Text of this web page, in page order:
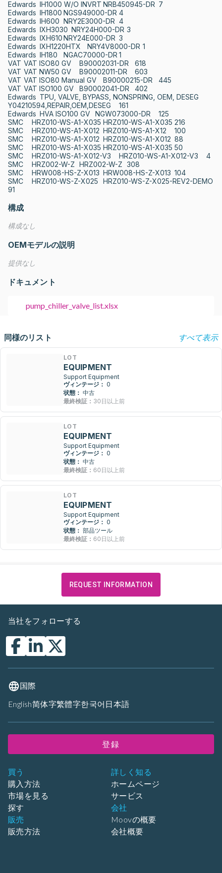
Edwards	IH1000 W/O INVRT	NRB450945-DR	7
Edwards	IH1800	NGS949000-DR	4
Edwards	IH600	NRY2E3000-DR	4
Edwards	IXH3030	NRY24H000-DR	3
Edwards	IXH610	NRY24E000-DR	3
Edwards	IXH1220HTX	NRY4V8000-DR	1
Edwards	IH180	NGAC70000-DR	1
VAT	VAT ISO80 GV	B90002031-DR	618
VAT	VAT NW50 GV	B90002011-DR	603
VAT	VAT ISO80 Manual GV	B90000215-DR	445
VAT	VAT ISO100 GV	B90002041-DR	402
Edwards	TPU, VALVE, BYPASS, NONSPRING, OEM, DESEG
Y04210594,REPAIR,OEM,DESEG	161
Edwards	HVA ISO100 GV	NGW073000-DR	125
SMC	HRZ010-WS-A1-X035	HRZ010-WS-A1-X035	216
SMC	HRZ010-WS-A1-X012	HRZ010-WS-A1-X12	100
SMC	HRZ010-WS-A1-X012	HRZ010-WS-A1-X012	88
SMC	HRZ010-WS-A1-X035	HRZ010-WS-A1-X035	50
SMC	HRZ010-WS-A1-X012-V3	HRZ010-WS-A1-X012-V3	4
SMC	HRZ002-W-Z	HRZ002-W-Z	308
SMC	HRW008-HS-Z-X013	HRW008-HS-Z-X013	104
SMC	HRZ010-WS-Z-X025	HRZ010-WS-Z-X025-REV2-DEMO
91
構成
構成なし
OEMモデルの説明
提供なし
ドキュメント
pump_chiller_valve_list.xlsx
同様のリスト すべて表示
LOT
EQUIPMENT
Support Equipment
ヴィンテージ： 0
状態： 中古
最終検証： 30日以上前
LOT
EQUIPMENT
Support Equipment
ヴィンテージ： 0
状態： 中古
最終検証： 60日以上前
LOT
EQUIPMENT
Support Equipment
ヴィンテージ： 0
状態： 部品ツール
最終検証： 60日以上前
REQUEST INFORMATION
買う
購入方法
市場を見る
探す
販売
販売方法
詳しく知る
ホームページ
サービス
会社
Moovの概要
会社概要
当社をフォローする
国際
English简体字繁體字한국어 日本語
登録